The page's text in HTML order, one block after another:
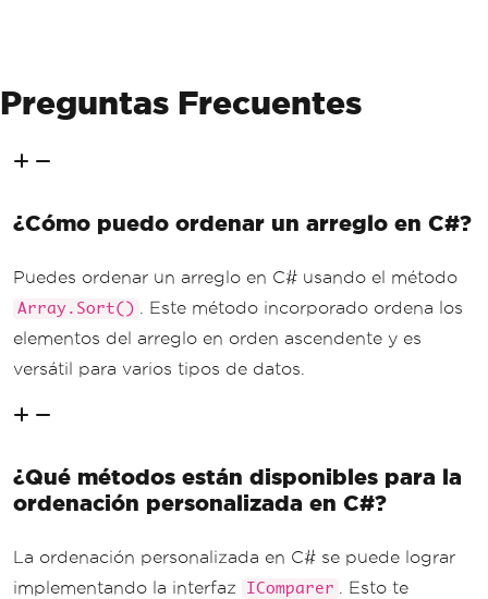
Preguntas Frecuentes
¿Cómo puedo ordenar un arreglo en C#?
Puedes ordenar un arreglo en C# usando el método
Array.Sort()
. Este método incorporado ordena los
elementos del arreglo en orden ascendente y es
versátil para varios tipos de datos.
¿Qué métodos están disponibles para la
ordenación personalizada en C#?
La ordenación personalizada en C# se puede lograr
implementando la interfaz
IComparer
. Esto te